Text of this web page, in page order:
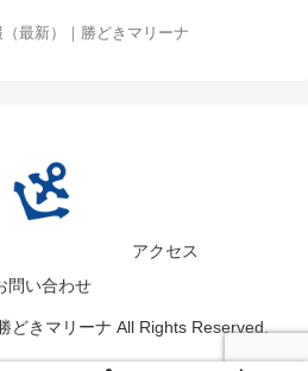
最新）｜勝どきマリーナ
アクセス
問い合わせ
どきマリーナ All Rights Reserved.